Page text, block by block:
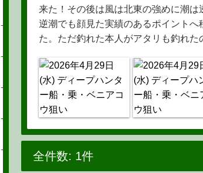
来た！その後は風は北東の強めに潮
逆潮でも顔見た実績のあるポイント
た。ただ釣れた本人がアタリも釣れた
全件数: 1件